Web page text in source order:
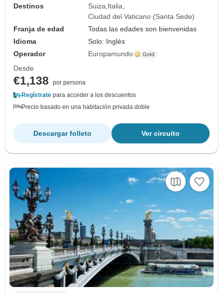
Destinos Suiza Italia
Ciudad del Vaticano (Santa Sede)
Franja de edad
Todas las edades son bienvenidas
Idioma
Solo: Inglés
Operador
Europamundo
Desde
€1,138
por persona
Regístrate para acceder a los descuentos
Precio basado en una habitación privada doble
Ver circuito
Descargar folleto